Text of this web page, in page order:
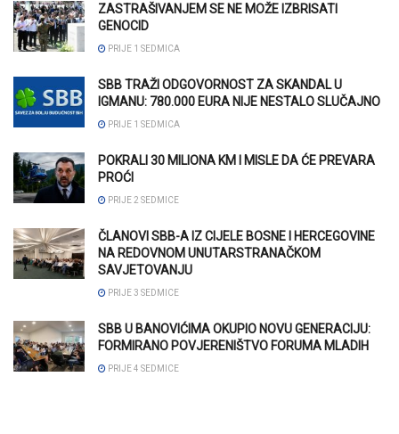
ZASTRAŠIVANJEM SE NE MOŽE IZBRISATI
GENOCID
PRIJE 1 SEDMICA
SBB TRAŽI ODGOVORNOST ZA SKANDAL U
IGMANU: 780.000 EURA NIJE NESTALO SLUČAJNO
PRIJE 1 SEDMICA
POKRALI 30 MILIONA KM I MISLE DA ĆE PREVARA
PROĆI
PRIJE 2 SEDMICE
ČLANOVI SBB-A IZ CIJELE BOSNE I HERCEGOVINE
NA REDOVNOM UNUTARSTRANAČKOM
SAVJETOVANJU
PRIJE 3 SEDMICE
SBB U BANOVIĆIMA OKUPIO NOVU GENERACIJU:
FORMIRANO POVJERENIŠTVO FORUMA MLADIH
PRIJE 4 SEDMICE